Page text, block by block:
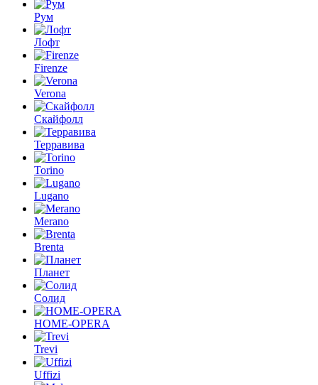
Рум
Лофт
Firenze
Verona
Скайфолл
Терравива
Torino
Lugano
Merano
Brenta
Планет
Солид
HOME-OPERA
Trevi
Uffizi